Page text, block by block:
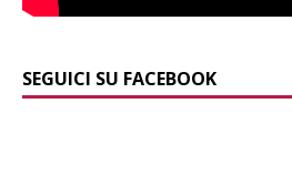
SEGUICI SU FACEBOOK